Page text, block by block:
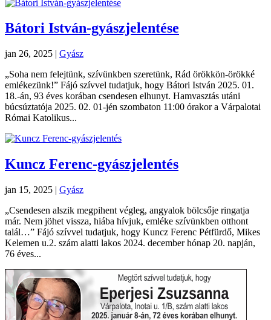
Bátori István-gyászjelentése
jan 26, 2025 | Gyász
„Soha nem felejtünk, szívünkben szeretünk, Rád örökkön-örökké
emlékezünk!” Fájó szívvel tudatjuk, hogy Bátori István 2025. 01.
18.-án, 93 éves korában csendesen elhunyt. Hamvasztás utáni
búcsúztatója 2025. 02. 01-jén szombaton 11:00 órakor a Várpalotai
Római Katolikus...
Kuncz Ferenc-gyászjelentés
jan 15, 2025 | Gyász
„Csendesen alszik megpihent végleg, angyalok bölcsője ringatja
már. Nem jöhet vissza, hiába hívjuk, emléke szívünkben otthont
talál…” Fájó szívvel tudatjuk, hogy Kuncz Ferenc Pétfürdő, Mikes
Kelemen u.2. szám alatti lakos 2024. december hónap 20. napján,
76 éves...